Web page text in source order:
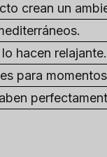
crean un
hacen relajante.
para